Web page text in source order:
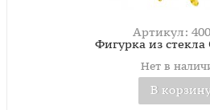
Артикул:
Фигурка из
Нет в
В